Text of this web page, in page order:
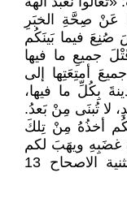
واَسألوا عَنْ صِحَّةِ الخبَرِ
فيما بَينَكُم
جميعِ ما فيها
17واَجمَعوا جميعَ أمتِعَتِها إلى
بِكُلِّ ما فيها،
لا تُبنَى مِنْ بَعدُ.
أخذُهُ مِنْ تِلكَ
غضَبِهِ ويهَبَ لكم
ويُكَثِّرَكُم كما أَقسَم لآبائِكُم،)(سفر التثنية الاصحاح 13